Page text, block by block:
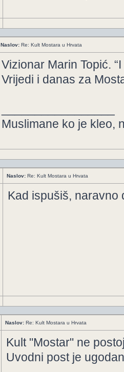
Naslov: Re: Kult Mostara u Hrvata
Vizionar Marin Topić.
Vrijedi i danas za
Muslimane ko je kleo,
Naslov: Re: Kult Mostara u Hrvata
Kad ispušiš, naravno
Naslov: Re: Kult Mostara u Hrvata
Kult "Mostar" ne
Uvodni post je